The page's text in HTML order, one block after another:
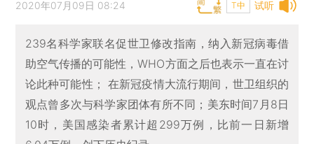
试听
2020年07月09日 08:24 T中
239名科学家联名促世卫修改指南，纳入新冠病毒借
助空气传播的可能性，WHO方面之后也表示一直在讨
论此种可能性； 在新冠疫情大流行期间，世卫组织的
观点曾多次与科学家团体有所不同；美东时间7月8日
10时，美国感染者累计超299万例，比前一日新增